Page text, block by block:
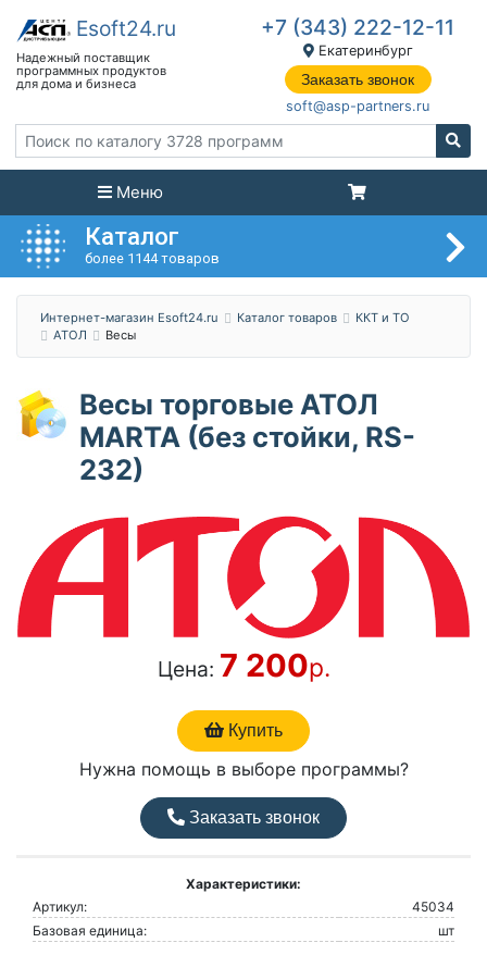
+7 (343) 222-12-11
Екатеринбург
Заказать звонок
soft@asp-partners.ru
Меню
Каталог
более 1144 товаров
Интернет-магазин Esoft24.ru Каталог товаров
ККТ и ТО
АТОЛ
Весы
Весы торговые АТОЛ
MARTA (без стойки, RS-
232)
Цена: 7 200р.
Купить
Нужна помощь в выборе программы?
Заказать звонок
Характеристики:
Артикул:
45034
Базовая единица:
шт